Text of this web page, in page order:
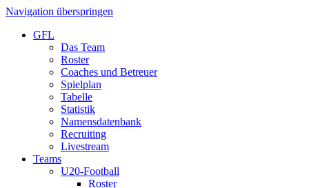
Navigation überspringen
GFL
Das Team
Roster
Coaches und Betreuer
Spielplan
Tabelle
Statistik
Namensdatenbank
Recruiting
Livestream
Teams
U20-Football
Roster